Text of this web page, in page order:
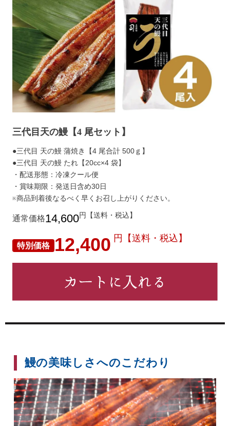
三代目天の鰻【4 尾セット】
●三代目 天の鰻 蒲焼き【4 尾合計 500ｇ】
●三代目 天の鰻 たれ【20cc×4 袋】
・配送形態：冷凍クール便
・賞味期限：発送日含め30日
※商品到着後なるべく早くお召し上がりください。
通常価格14,600円【送料・税込】
特別価格 12,400 円【送料・税込】
鰻の美味しさへのこだわり